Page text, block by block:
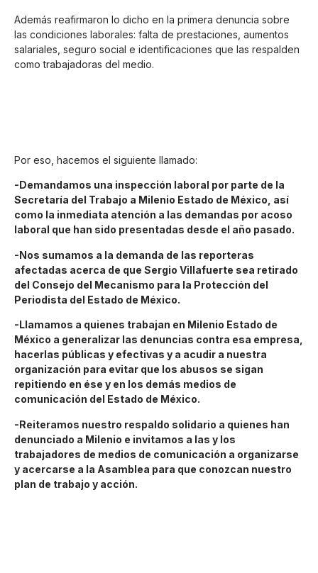
Además reafirmaron lo dicho en la primera denuncia sobre
las condiciones laborales: falta de prestaciones, aumentos
salariales, seguro social e identificaciones que las respalden
como trabajadoras del medio.
Por eso, hacemos el siguiente llamado:
-Demandamos una inspección laboral por parte de la
Secretaría del Trabajo a Milenio Estado de México, así
como la inmediata atención a las demandas por acoso
laboral que han sido presentadas desde el año pasado.
-Nos sumamos a la demanda de las reporteras
afectadas acerca de que Sergio Villafuerte sea retirado
del Consejo del Mecanismo para la Protección del
Periodista del Estado de México.
-Llamamos a quienes trabajan en Milenio Estado de
México a generalizar las denuncias contra esa empresa,
hacerlas públicas y efectivas y a acudir a nuestra
organización para evitar que los abusos se sigan
repitiendo en ése y en los demás medios de
comunicación del Estado de México.
-Reiteramos nuestro respaldo solidario a quienes han
denunciado a Milenio e invitamos a las y los
trabajadores de medios de comunicación a organizarse
y acercarse a la Asamblea para que conozcan nuestro
plan de trabajo y acción.